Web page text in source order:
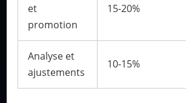
et
promotion
15-20%
Analyse et
ajustements
10-15%